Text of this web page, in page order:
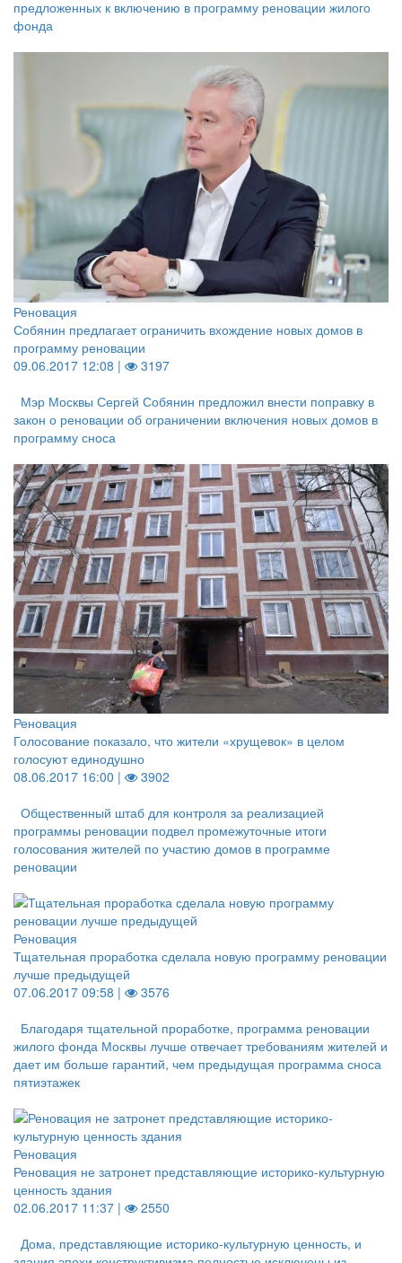
предложенных к включению в программу реновации жилого
фонда
Реновация
Собянин предлагает ограничить вхождение новых домов в
программу реновации
09.06.2017 12:08 |
3197
Мэр Москвы Сергей Собянин предложил внести поправку в
закон о реновации об ограничении включения новых домов в
программу сноса
Реновация
Голосование показало, что жители «хрущевок» в целом
голосуют единодушно
08.06.2017 16:00 |
3902
Общественный штаб для контроля за реализацией
программы реновации подвел промежуточные итоги
голосования жителей по участию домов в программе
реновации
Реновация
Тщательная проработка сделала новую программу реновации
лучше предыдущей
07.06.2017 09:58 |
3576
Благодаря тщательной проработке, программа реновации
жилого фонда Москвы лучше отвечает требованиям жителей и
дает им больше гарантий, чем предыдущая программа сноса
пятиэтажек
Реновация
Реновация не затронет представляющие историко-культурную
ценность здания
02.06.2017 11:37 |
2550
Дома, представляющие историко-культурную ценность, и